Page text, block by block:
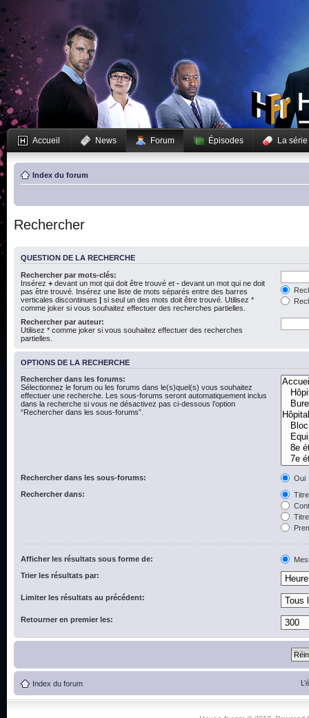
Accueil News Forum Épisodes La série
Index du forum
Rechercher
QUESTION DE LA RECHERCHE
Rechercher par mots-clés:
Insérez + devant un mot qui doit être trouvé et - devant un mot qui ne doit
pas être trouvé. Insérez une liste de mots séparés entre des barres
verticales discontinues | si seul un des mots doit être trouvé. Utilisez *
comme joker si vous souhaitez effectuer des recherches partielles.
Rechercher par auteur:
Utilisez * comme joker si vous souhaitez effectuer des recherches
partielles.
OPTIONS DE LA RECHERCHE
Rechercher dans les forums:
Sélectionnez le forum ou les forums dans le(s)quel(s) vous souhaitez
effectuer une recherche. Les sous-forums seront automatiquement inclus
dans la recherche si vous ne désactivez pas ci-dessous l’option
“Rechercher dans les sous-forums”.
Rechercher dans les sous-forums:
Oui
Rechercher dans:
Afficher les résultats sous forme de:
Trier les résultats par:
Limiter les résultats au précédent:
Retourner en premier les:
Index du forum